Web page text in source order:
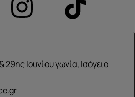
Ιουνίου γωνία, Ισόγειο